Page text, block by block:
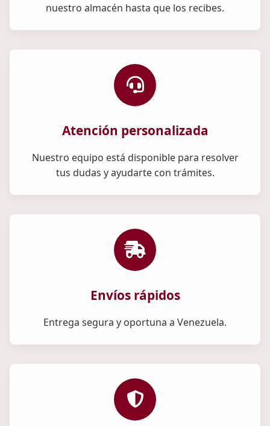
nuestro almacén hasta que los recibes.
Atención personalizada
Nuestro equipo está disponible para resolver
tus dudas y ayudarte con trámites.
Envíos rápidos
Entrega segura y oportuna a Venezuela.